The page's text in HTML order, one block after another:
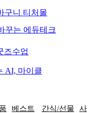
구니 티처몰
꾸는 에듀테크
즈수업
AI, 마이클
베스트 간식/선물 사